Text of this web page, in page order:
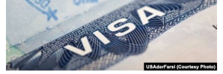
АЗАТТЫК+
ЫҢГАЙСЫЗ СУРООЛОР
ЭЕ/АРнун бардык сайттары